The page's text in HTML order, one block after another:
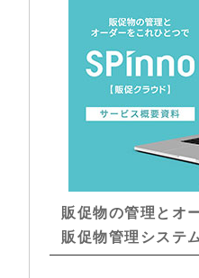
販促物の管理とオ
販促物管理システ